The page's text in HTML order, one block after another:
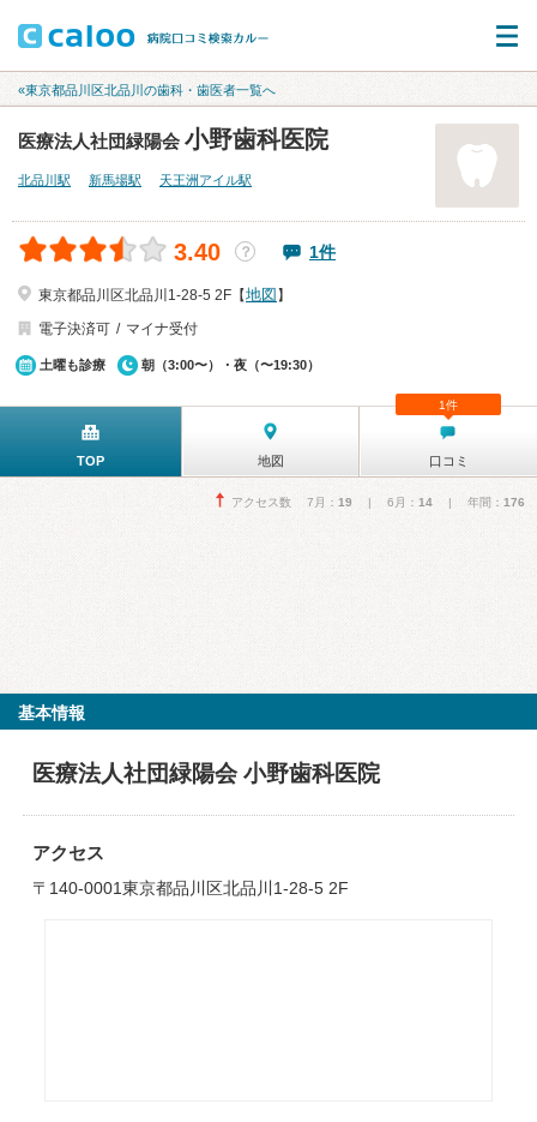
«東京都品川区北品川の歯科・歯医者一覧へ
医療法人社団緑陽会 小野歯科医院
北品川駅 新馬場駅 天王洲アイル駅
3.40 ？ 1件
東京都品川区北品川1-28-5 2F【地図 】
電子決済可
マイナ受付
土曜も診療 朝（3:00〜）・夜（〜19:30）
TOP 地図 口コミ
1件
アクセス数 7月： 19 | 6月： 14 | 年間： 176
基本情報
医療法人社団緑陽会 小野歯科医院
アクセス
〒140-0001東京都品川区北品川1-28-5 2F